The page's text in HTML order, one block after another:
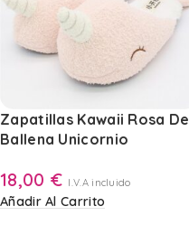
Zapatillas Kawaii Rosa De
Ballena Unicornio
18,00 € I.V.A incluido
Añadir Al Carrito